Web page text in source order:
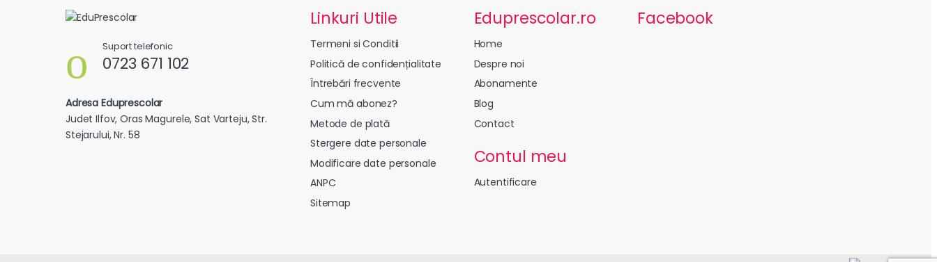
Suport telefonic
0723 671 102
Adresa Eduprescolar
Judet Ilfov, Oras Magurele, Sat Varteju, Str.
Stejarului, Nr. 58
Linkuri Utile
Termeni si Conditii
Politică de confidențialitate
Întrebări frecvente
Cum mă abonez?
Metode de plată
Stergere date personale
Modificare date personale
ANPC
Sitemap
Eduprescolar.ro
Home
Despre noi
Abonamente
Blog
Contact
Contul meu
Autentificare
Facebook